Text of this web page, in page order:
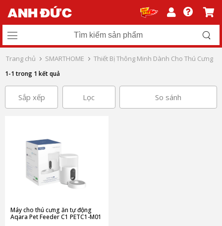
Trang chủ SMARTHOME Thiết Bị Thông Minh Dành Cho Thú Cưng
1-1 trong 1 kết quả
Sắp xếp Lọc So sánh
Máy cho thú cưng ăn tự động
Aqara Pet Feeder C1 PETC1-M01